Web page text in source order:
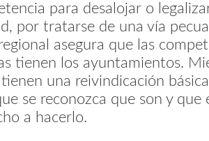
para desalojar o
por tratarse de una vía
asegura que las
tienen los ayuntamientos.
una reivindicación
se reconozca que son y que
a hacerlo.